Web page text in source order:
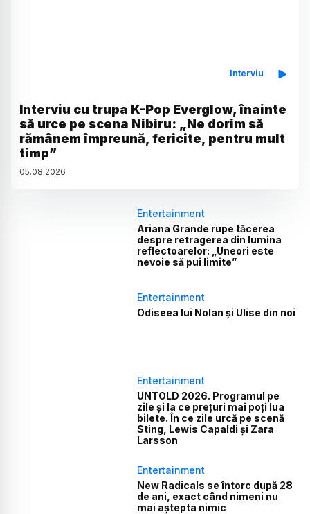
Interviu
Interviu cu trupa K-Pop Everglow, înainte
să urce pe scena Nibiru: „Ne dorim să
rămânem împreună, fericite, pentru mult
timp”
05.08.2026
Entertainment
Ariana Grande rupe tăcerea
despre retragerea din lumina
reflectoarelor: „Uneori este
nevoie să pui limite”
Entertainment
Odiseea lui Nolan și Ulise din noi
Entertainment
UNTOLD 2026. Programul pe
zile și la ce prețuri mai poți lua
bilete. În ce zile urcă pe scenă
Sting, Lewis Capaldi și Zara
Larsson
Entertainment
New Radicals se întorc după 28
de ani, exact când nimeni nu
mai aștepta nimic